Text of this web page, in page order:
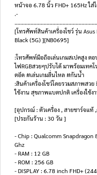
หน้าจอ 6.78 นิ้ว FHD+ 165Hz ใส่
.-
[โทรศัพท์สินค้าเครื่องโชว์ รุ่น
Black (5G) ][NB0695]
:โทรศัพท์มือถือเล่นเกมสเปคสูง ต
ไฟRGBสวยๆปรับได้ มาพร้อมเทค
ตอึด #เล่นเกมลื่นไหล #กันน้ำ
:สินค้าเครื่องโชว์โดยรวมสภาพสว
ใช้งาน สุขภาพแบตปกติ เครื่องใช้ง
[อุปกรณ์ : ตัวเครื่อง , สายชาร์จแท้ ,
[ประกันร้าน : 30 วัน ]
- Chip : Qualcomm Snapdragon
Ghz
- RAM : 12 GB
- ROM : 256 GB
- DISPLAY : 6.78 inch FHD+